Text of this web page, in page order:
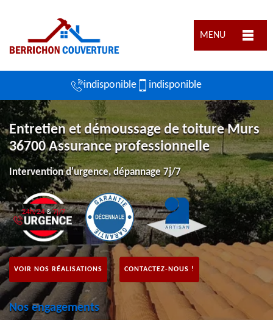
MENU
indisponible indisponible
Entretien et démoussage de toiture Murs
36700 Assurance professionnelle
Intervention d'urgence, dépannage 7j/7
VOIR NOS RÉALISATIONS CONTACTEZ-NOUS !
Nos engagements